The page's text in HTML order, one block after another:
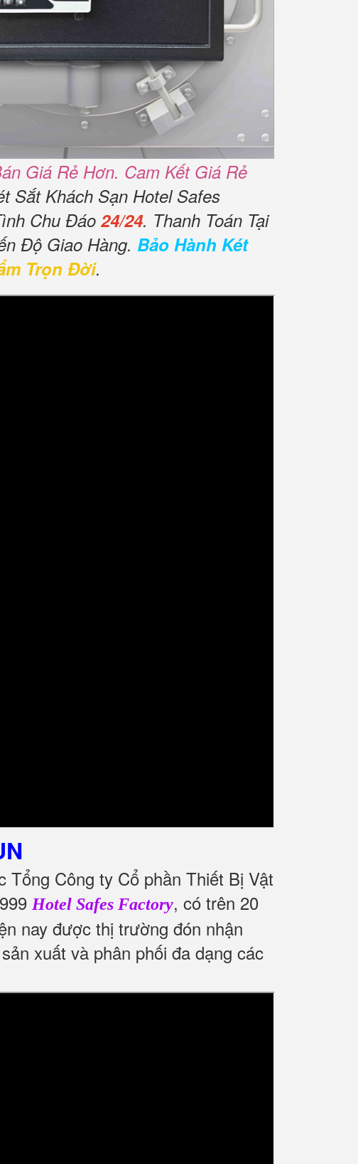
Giá Rẻ Hơn. Cam Kết Giá Rẻ
Sắt Khách Sạn Hotel Safes
Chu Đáo 24/24. Thanh Toán Tại
Độ Giao Hàng. Bảo Hành Két
Trọn Đời.
Công ty Cổ phần Thiết Bị Vật
Hotel Safes Factory, có trên 20
nay được thị trường đón nhận
xuất và phân phối đa dạng các